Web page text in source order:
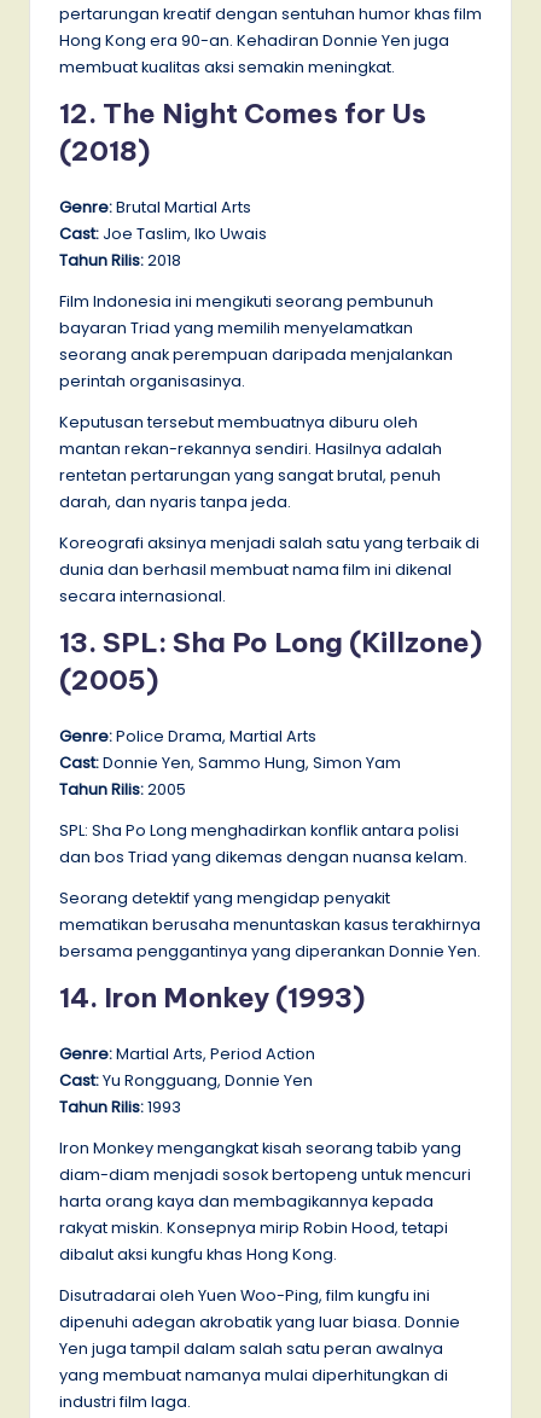
pertarungan kreatif dengan sentuhan humor khas film
Hong Kong era 90-an. Kehadiran Donnie Yen juga
membuat kualitas aksi semakin meningkat.
12. The Night Comes for Us
(2018)
Genre:Brutal Martial Arts
Cast: Joe Taslim, Iko Uwais
Tahun Rilis:2018
Film Indonesia ini mengikuti seorang pembunuh
bayaran Triad yang memilih menyelamatkan
seorang anak perempuan daripada menjalankan
perintah organisasinya.
Keputusan tersebut membuatnya diburu oleh
mantan rekan-rekannya sendiri. Hasilnya adalah
rentetan pertarungan yang sangat brutal, penuh
darah, dan nyaris tanpa jeda.
Koreografi aksinya menjadi salah satu yang terbaik di
dunia dan berhasil membuat nama film ini dikenal
secara internasional.
13. SPL: Sha Po Long (Killzone)
(2005)
Genre:Police Drama, Martial Arts
Cast:Donnie Yen, Sammo Hung, Simon Yam
Tahun Rilis:2005
SPL: Sha Po Long menghadirkan konflik antara polisi
dan bos Triad yang dikemas dengan nuansa kelam.
Seorang detektif yang mengidap penyakit
mematikan berusaha menuntaskan kasus terakhirnya
bersama penggantinya yang diperankan Donnie Yen.
14. Iron Monkey (1993)
Genre:Martial Arts, Period Action
Cast:Yu Rongguang, Donnie Yen
Tahun Rilis:1993
Iron Monkey mengangkat kisah seorang tabib yang
diam-diam menjadi sosok bertopeng untuk mencuri
harta orang kaya dan membagikannya kepada
rakyat miskin. Konsepnya mirip Robin Hood, tetapi
dibalut aksi kungfu khas Hong Kong.
Disutradarai oleh Yuen Woo-Ping, film kungfu ini
dipenuhi adegan akrobatik yang luar biasa. Donnie
Yen juga tampil dalam salah satu peran awalnya
yang membuat namanya mulai diperhitungkan di
industri film laga.